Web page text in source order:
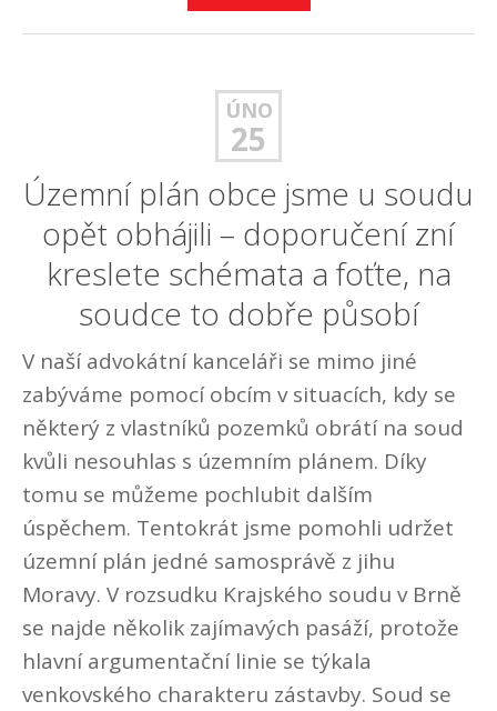
ÚNO
25
Územní plán obce jsme u soudu
opět obhájili – doporučení zní
kreslete schémata a foťte, na
soudce to dobře působí
V naší advokátní kanceláři se mimo jiné
zabýváme pomocí obcím v situacích, kdy se
některý z vlastníků pozemků obrátí na soud
kvůli nesouhlas s územním plánem. Díky
tomu se můžeme pochlubit dalším
úspěchem. Tentokrát jsme pomohli udržet
územní plán jedné samosprávě z jihu
Moravy. V rozsudku Krajského soudu v Brně
se najde několik zajímavých pasáží, protože
hlavní argumentační linie se týkala
venkovského charakteru zástavby. Soud se